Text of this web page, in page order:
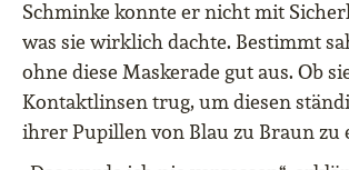
Schminke konnte er nicht mit
was sie wirklich dachte. Bestimmt
ohne diese Maskerade gut aus. Ob
Kontaktlinsen trug, um diesen
ihrer Pupillen von Blau zu Braun zu